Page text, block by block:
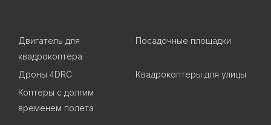
Двигатель для
квадрокоптера
Посадочные площадки
Дроны 4DRC
Квадрокоптеры для улицы
Коптеры с долгим
временем полета